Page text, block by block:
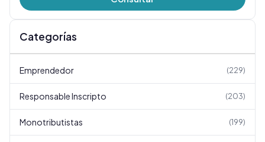
Categorías
Emprendedor (229)
Responsable Inscripto (203)
Monotributistas (199)